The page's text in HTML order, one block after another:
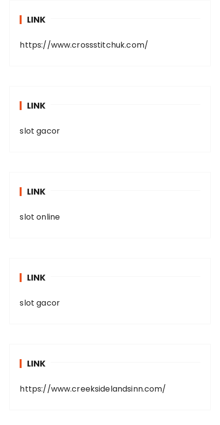
LINK
https://www.crossstitchuk.com/
LINK
slot gacor
LINK
slot online
LINK
slot gacor
LINK
https://www.creeksidelandsinn.com/